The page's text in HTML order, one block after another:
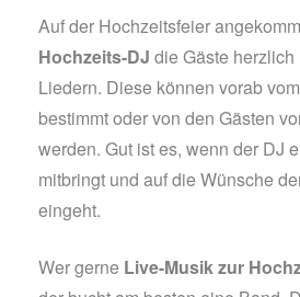
Auf der Hochzeitsfeier
Hochzeits-DJ die Gäste
Liedern. Diese können vorab
bestimmt oder von den Gästen
werden. Gut ist es, wenn der DJ
mitbringt und auf die Wünsche
eingeht.
Wer gerne Live-Musik zur